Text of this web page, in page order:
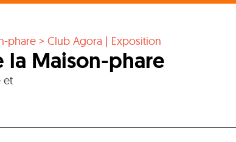
phare > Club Agora | Exposition
la Maison-phare
et